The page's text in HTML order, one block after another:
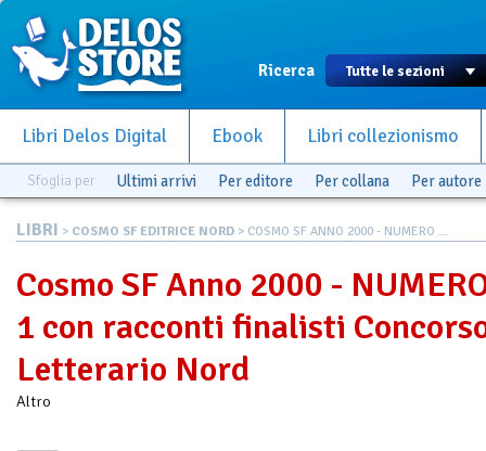
Ricerca
Libri Delos Digital Ebook Libri collezionismo
Sfoglia per Ultimi arrivi Per editore Per collana Per autore
LIBRI > COSMO SF EDITRICE NORD > COSMO SF ANNO 2000 - NUMERO ...
Cosmo SF Anno 2000 -
1 con racconti finalisti
Letterario Nord
Altro